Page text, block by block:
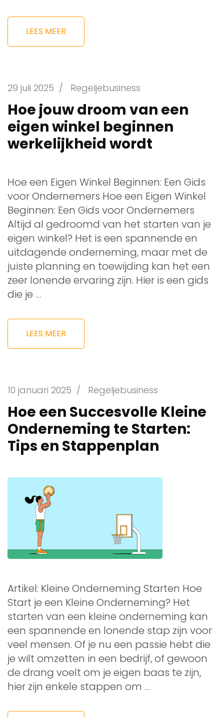
LEES MEER
29 juli 2025 / Regeljebusiness
Hoe jouw droom van een
eigen winkel beginnen
werkelijkheid wordt
Hoe een Eigen Winkel Beginnen: Een Gids
voor Ondernemers Hoe een Eigen Winkel
Beginnen: Een Gids voor Ondernemers
Altijd al gedroomd van het starten van je
eigen winkel? Het is een spannende en
uitdagende onderneming, maar met de
juiste planning en toewijding kan het een
zeer lonende ervaring zijn. Hier is een gids
die je …
LEES MEER
10 januari 2025 / Regeljebusiness
Hoe een Succesvolle Kleine
Onderneming te Starten:
Tips en Stappenplan
Artikel: Kleine Onderneming Starten Hoe
Start je een Kleine Onderneming? Het
starten van een kleine onderneming kan
een spannende en lonende stap zijn voor
veel mensen. Of je nu een passie hebt die
je wilt omzetten in een bedrijf, of gewoon
de drang voelt om je eigen baas te zijn,
hier zijn enkele stappen om …